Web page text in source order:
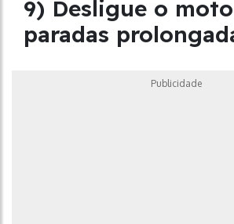
9) Desligue o
paradas
Publicidade